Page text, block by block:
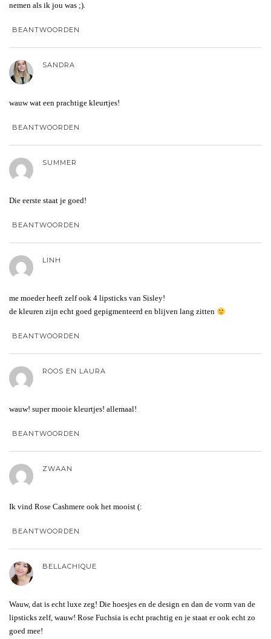
nemen als ik jou was ;).
BEANTWOORDEN
SANDRA
wauw wat een prachtige kleurtjes!
BEANTWOORDEN
SUMMER
Die eerste staat je goed!
BEANTWOORDEN
LINH
me moeder heeft zelf ook 4 lipsticks van Sisley!
de kleuren zijn echt goed gepigmenteerd en blijven lang zitten
BEANTWOORDEN
ROOS EN LAURA
wauw! super mooie kleurtjes! allemaal!
BEANTWOORDEN
ZWAAN
Ik vind Rose Cashmere ook het mooist (:
BEANTWOORDEN
BELLACHIQUE
Wauw, dat is echt luxe zeg! Die hoesjes en de design en dan de vorm van de
lipsticks zelf, wauw! Rose Fuchsia is echt prachtig en je staat er ook echt zo
goed mee!